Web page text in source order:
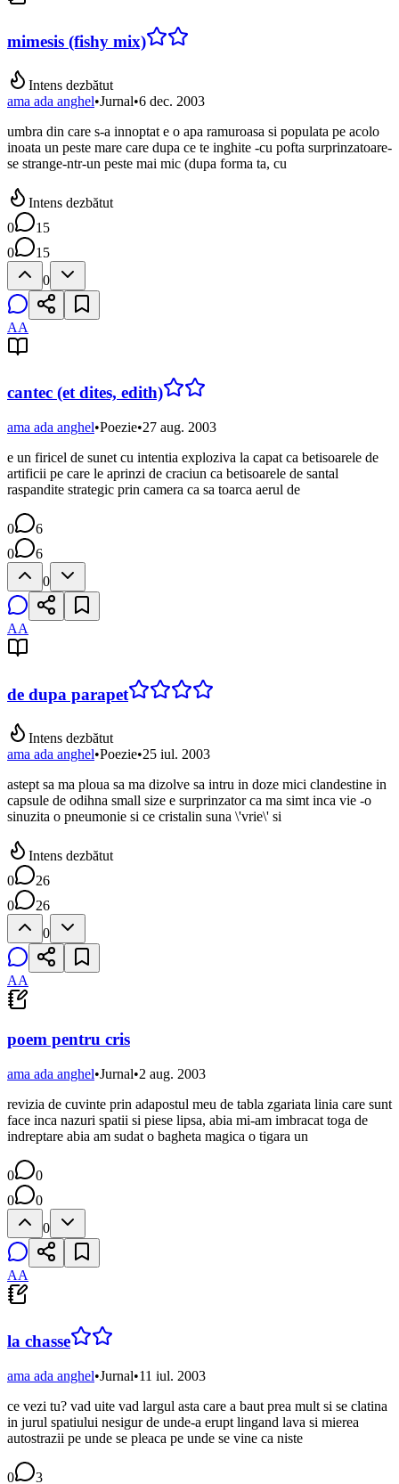
mimesis (fishy mix)
Intens dezbătut
ama ada anghel•Jurnal•6 dec. 2003
umbra din care s-a innoptat e o apa ramuroasa si populata pe acolo
inoata un peste mare care dupa ce te inghite -cu pofta surprinzatoare-
se strange-ntr-un peste mai mic (dupa forma ta, cu
Intens dezbătut
0
15
0
15
0
AA
cantec (et dites, edith)
ama ada anghel•Poezie•27 aug. 2003
e un firicel de sunet cu intentia exploziva la capat ca betisoarele de
artificii pe care le aprinzi de craciun ca betisoarele de santal
raspandite strategic prin camera ca sa toarca aerul de
0
6
0
6
0
AA
de dupa parapet
Intens dezbătut
ama ada anghel•Poezie•25 iul. 2003
astept sa ma ploua sa ma dizolve sa intru in doze mici clandestine in
capsule de odihna small size e surprinzator ca ma simt inca vie -o
sinuzita o pneumonie si ce cristalin suna \'vrie\' si
Intens dezbătut
0
26
0
26
0
AA
poem pentru cris
ama ada anghel•Jurnal•2 aug. 2003
revizia de cuvinte prin adapostul meu de tabla zgariata linia care sunt
face inca nazuri spatii si piese lipsa, abia mi-am imbracat toga de
indreptare abia am sudat o bagheta magica o tigara un
0
0
0
0
0
AA
la chasse
ama ada anghel•Jurnal•11 iul. 2003
ce vezi tu? vad uite vad largul asta care a baut prea mult si se clatina
in jurul spatiului nesigur de unde-a erupt lingand lava si mierea
autostrazii pe unde se pleaca pe unde se vine ca niste
0 3